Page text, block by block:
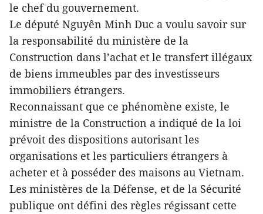
le chef du gouvernement.
Le député Nguyên Minh Duc a voulu savoir sur
la responsabilité du ministère de la
Construction dans l’achat et le transfert illégaux
de biens immeubles par des investisseurs
immobiliers étrangers.
Reconnaissant que ce phénomène existe, le
ministre de la Construction a indiqué de la loi
prévoit des dispositions autorisant les
organisations et les particuliers étrangers à
acheter et à posséder des maisons au Vietnam.
Les ministères de la Défense, et de la Sécurité
publique ont défini des règles régissant cette